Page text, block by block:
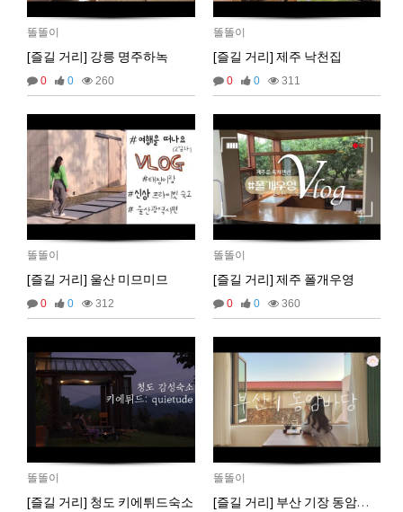
똘똘이
[즐길 거리] 강릉 명주하녹
0 0 260
똘똘이
[즐길 거리] 제주 낙천집
0 0 311
똘똘이
[즐길 거리] 울산 미므미므
0 0 312
똘똘이
[즐길 거리] 제주 폴개우영
0 0 360
똘똘이
[즐길 거리] 청도 키에튀드숙소
똘똘이
[즐길 거리] 부산 기장 동암바당
선생님, 그럽 업비트 공지사항은 분단위로 해야 하
마스터욱
2025년 09월 05일 금요일
마스터욱
02:57:17